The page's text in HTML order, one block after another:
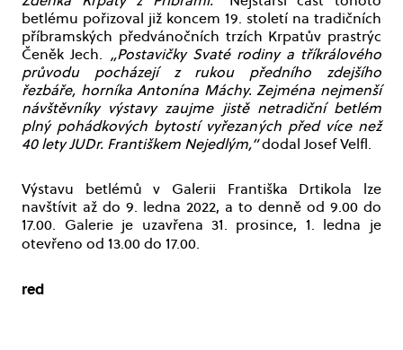
betlému pořizoval již koncem 19. století na tradičních
příbramských předvánočních trzích Krpatův prastrýc
Čeněk Jech. „Postavičky Svaté rodiny a tříkrálového
průvodu pocházejí z rukou předního zdejšího
řezbáře, horníka Antonína Máchy. Zejména nejmenší
návštěvníky výstavy zaujme jistě netradiční betlém
plný pohádkových bytostí vyřezaných před více než
40 lety JUDr. Františkem Nejedlým,“dodal Josef Velfl.
Výstavu betlémů v Galerii Františka Drtikola lze
navštívit až do 9. ledna 2022, a to denně od 9.00 do
17.00. Galerie je uzavřena 31. prosince, 1. ledna je
otevřeno od 13.00 do 17.00.
red